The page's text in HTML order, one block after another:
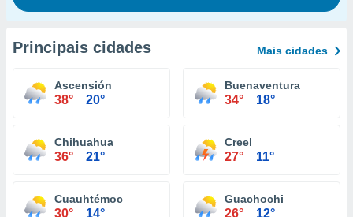
Principais cidades Mais cidades
Ascensión
38° 20°
Buenaventura
34° 18°
Chihuahua
36° 21°
Creel
27° 11°
Cuauhtémoc
30° 14°
Guachochi
26° 12°